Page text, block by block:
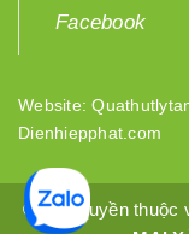
Facebook
Website:
Dienhiepphat.com
© Bản quyền thuộc